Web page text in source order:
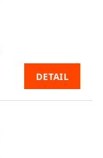
DETAIL